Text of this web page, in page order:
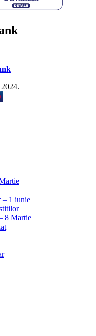
2024.
– 1 iunie
8 Martie